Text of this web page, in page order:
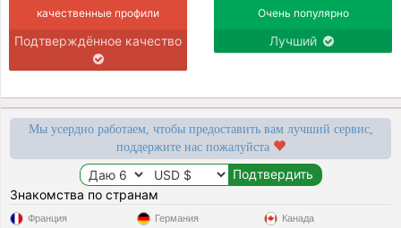
качественные профили
Подтверждённое качество
Очень популярно
Лучший
Мы усердно работаем, чтобы предоставить вам лучший сервис,
поддержите нас пожалуйста
Знакомства по странам
Франция Германия Канада